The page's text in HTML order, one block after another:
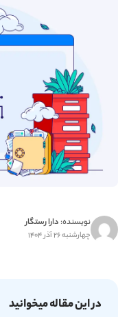
نویسنده: دارا رستگار
چهارشنبه ۲۶ آذر ۱۴۰۴
در این مقاله میخوانید